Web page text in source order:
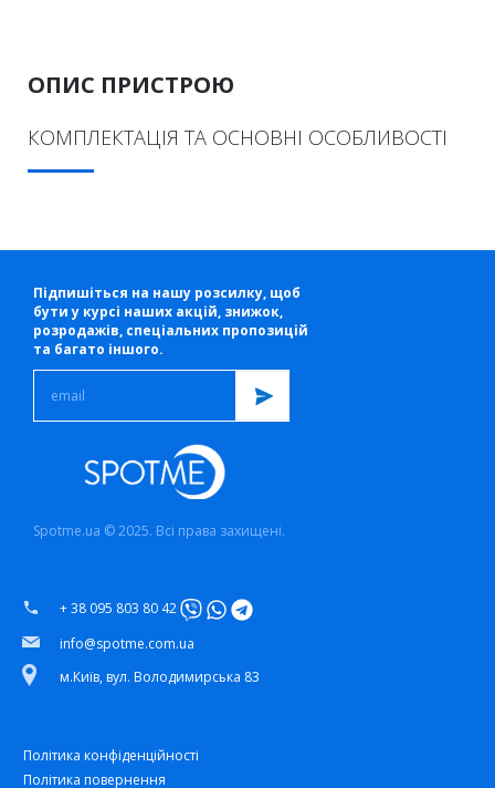
ОПИС ПРИСТРОЮ
КОМПЛЕКТАЦІЯ ТА ОСНОВНІ ОСОБЛИВОСТІ
Підпишіться на нашу розсилку, щоб
бути у курсі наших акцій, знижок,
розродажів, спеціальних пропозицій
та багато іншого.
Spotme.ua © 2025. Всі права захищені.
+ 38 095 803 80 42
info@spotme.com.ua
м.Київ, вул. Володимирська 83
Політика конфіденційності
Політика повернення